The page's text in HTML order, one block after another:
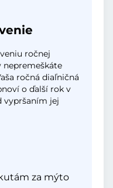
ročnej
nepremeškáte
ročná diaľničná
o ďalší rok v
vypršaním jej
za mýto